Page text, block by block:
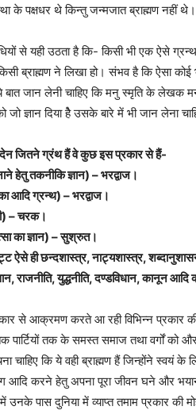
के पक्षधर थे किन्तु जन्मजात ब्राह्मण नहीं थे।
से यही उठता है कि- किसी भी एक ऐसे
ब्राह्मण ने लिखा हो। संभव है कि ऐसा
बात जान लेनी चाहिए कि मनु स्मृति के लेखक
जो ज्ञान दिया हैे उसके बारे में भी जान लेना
देन जितने ग्रंथ हैं वे कुछ इस प्रकार से हैं-
हेतु तकनीकि ज्ञान) – भरद्वाज।
आदि ग्रन्थ) – भरद्वाज।
– चरक।
का ज्ञान) – सुश्रुत।
ही छन्दशास्त्र, नाट्यशास्त्र, शब्दानुशासन,
राजनीति, युद्धनीति, दण्डविधान, कानून आदि
से आक्रमण करते आ रही विभिन्न प्रकार
पार्टियों तक के समस्त समाज तथा वर्गों
चाहिए कि ये वही ब्राह्मण हैं जिन्होंने स्वयं
करने हेतु अपना पूरा जीवन घने और
उनके पास दुनिया में व्याप्त तमाम प्रकार की